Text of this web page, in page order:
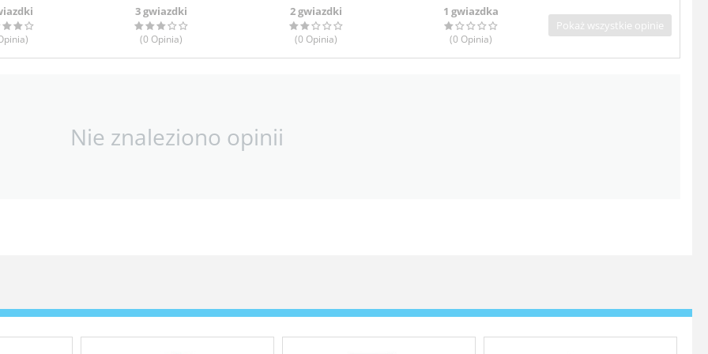
)
3 gwiazdki
(0 Opinia)
2 gwiazdki
(0 Opinia)
1 gwiazdka
(0 Opinia)
Pokaż wszystkie opinie
Nie znaleziono opinii